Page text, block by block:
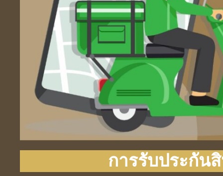
การรับประกัน